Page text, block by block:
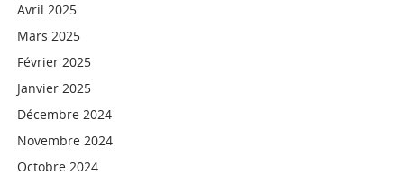
Avril 2025
Mars 2025
Février 2025
Janvier 2025
Décembre 2024
Novembre 2024
Octobre 2024